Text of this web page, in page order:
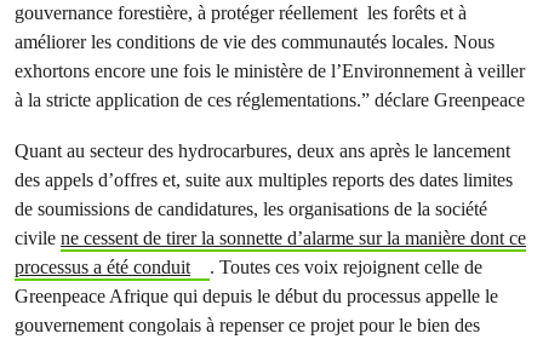
gouvernance forestière, à protéger réellement les forêts et à
améliorer les conditions de vie des communautés locales. Nous
exhortons encore une fois le ministère de l’Environnement à veiller
à la stricte application de ces réglementations.” déclare Greenpeace
Quant au secteur des hydrocarbures, deux ans après le lancement
des appels d’offres et, suite aux multiples reports des dates limites
de soumissions de candidatures, les organisations de la société
civile ne cessent de tirer la sonnette d’alarme sur la manière dont ce
processus a été conduit
. Toutes ces voix rejoignent celle de
Greenpeace Afrique qui depuis le début du processus appelle le
gouvernement congolais à repenser ce projet pour le bien des